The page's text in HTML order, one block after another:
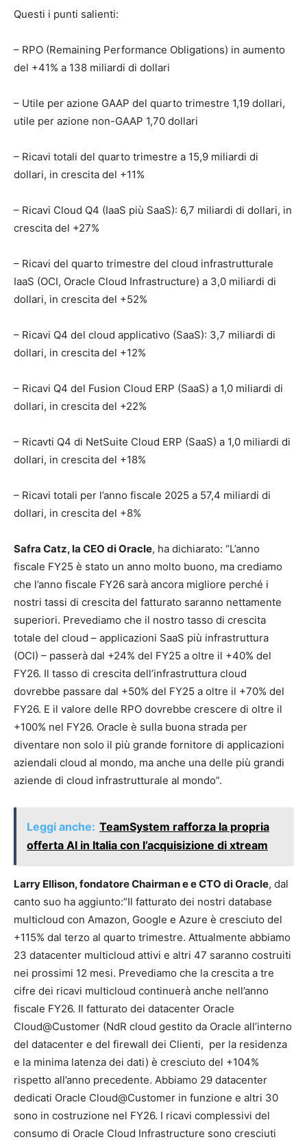
Questi i punti salienti:
– RPO (Remaining Performance Obligations) in aumento
del +41% a 138 miliardi di dollari
– Utile per azione GAAP del quarto trimestre 1,19 dollari,
utile per azione non-GAAP 1,70 dollari
– Ricavi totali del quarto trimestre a 15,9 miliardi di
dollari, in crescita del +11%
– Ricavi Cloud Q4 (IaaS più SaaS): 6,7 miliardi di dollari, in
crescita del +27%
– Ricavi del quarto trimestre del cloud infrastrutturale
IaaS (OCI, Oracle Cloud Infrastructure) a 3,0 miliardi di
dollari, in crescita del +52%
– Ricavi Q4 del cloud applicativo (SaaS): 3,7 miliardi di
dollari, in crescita del +12%
– Ricavi Q4 del Fusion Cloud ERP (SaaS) a 1,0 miliardi di
dollari, in crescita del +22%
– Ricavti Q4 di NetSuite Cloud ERP (SaaS) a 1,0 miliardi di
dollari, in crescita del +18%
– Ricavi totali per l’anno fiscale 2025 a 57,4 miliardi di
dollari, in crescita del +8%
Safra Catz, la CEO di Oracle, ha dichiarato: “L’anno
fiscale FY25 è stato un anno molto buono, ma crediamo
che l’anno fiscale FY26 sarà ancora migliore perché i
nostri tassi di crescita del fatturato saranno nettamente
superiori. Prevediamo che il nostro tasso di crescita
totale del cloud – applicazioni SaaS più infrastruttura
(OCI) – passerà dal +24% del FY25 a oltre il +40% del
FY26. Il tasso di crescita dell’infrastruttura cloud
dovrebbe passare dal +50% del FY25 a oltre il +70% del
FY26. E il valore delle RPO dovrebbe crescere di oltre il
+100% nel FY26. Oracle è sulla buona strada per
diventare non solo il più grande fornitore di applicazioni
aziendali cloud al mondo, ma anche una delle più grandi
aziende di cloud infrastrutturale al mondo”.
Leggi anche: TeamSystem rafforza la propria
offerta AI in Italia con l’acquisizione di xtream
Larry Ellison, fondatore Chairman e e CTO di Oracle, dal
canto suo ha aggiunto:”Il fatturato dei nostri database
multicloud con Amazon, Google e Azure è cresciuto del
+115% dal terzo al quarto trimestre. Attualmente abbiamo
23 datacenter multicloud attivi e altri 47 saranno costruiti
nei prossimi 12 mesi. Prevediamo che la crescita a tre
cifre dei ricavi multicloud continuerà anche nell’anno
fiscale FY26. Il fatturato dei datacenter Oracle
Cloud@Customer (NdR cloud gestito da Oracle all’interno
del datacenter e del firewall dei Clienti, per la residenza
e la minima latenza dei dati) è cresciuto del +104%
rispetto all’anno precedente. Abbiamo 29 datacenter
dedicati Oracle Cloud@Customer in funzione e altri 30
sono in costruzione nel FY26. I ricavi complessivi del
consumo di Oracle Cloud Infrastructure sono cresciuti